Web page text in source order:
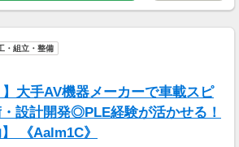
＝1円）＋商品提供あ
ター
商品を実際に使ってレビ
・組立・整備
】大手AV機器メーカーで車載スピ
設計開発◎PLE経験が活かせる！
《Aalm1C》